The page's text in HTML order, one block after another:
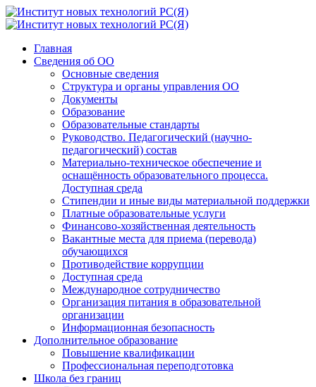
Главная
Сведения об ОО
Основные сведения
Структура и органы управления ОО
Документы
Образование
Образовательные стандарты
Руководство. Педагогический (научно-
педагогический) состав
Материально-техническое обеспечение и
оснащённость образовательного процесса.
Доступная среда
Стипендии и иные виды материальной поддержки
Платные образовательные услуги
Финансово-хозяйственная деятельность
Вакантные места для приема (перевода)
обучающихся
Противодействие коррупции
Доступная среда
Международное сотрудничество
Организация питания в образовательной
организации
Информационная безопасность
Дополнительное образование
Повышение квалификации
Профессиональная переподготовка
Школа без границ